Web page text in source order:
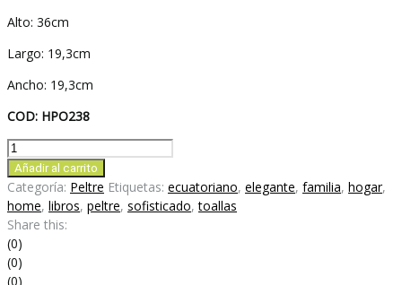
Alto: 36cm
Largo: 19,3cm
Ancho: 19,3cm
COD: HPO238
TOALLERO
PARA
ROLLO
TOALLAS
DE
COCINA
DISEÑO
PUNTA
Añadir al carrito
Categoría: Peltre Etiquetas: ecuatoriano, elegante, familia, hogar,
home, libros, peltre, sofisticado,toallas
Share this:
(0)
(0)
(0)